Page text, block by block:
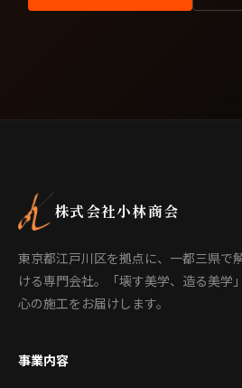
株式会社小林商会
東京都江戸川区を拠点に、一都三県で
ける専門会社。「壊す美学、造る美学
心の施工をお届けします。
事業内容